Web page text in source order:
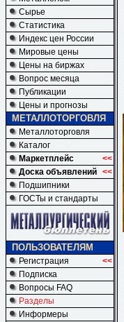
Сырье
Статистика
Индекс цен России
Мировые цены
Цены на биржах
Вопрос месяца
Публикации
Цены и прогнозы
МЕТАЛЛОТОРГОВЛЯ
Металлоторговля
Каталог
Маркетплейс
<<
Доска объявлений <<
Подшипники
ГОСТы и стандарты
ПОЛЬЗОВАТЕЛЯМ
Регистрация
<<
Подписка
Вопросы FAQ
Разделы
Информеры